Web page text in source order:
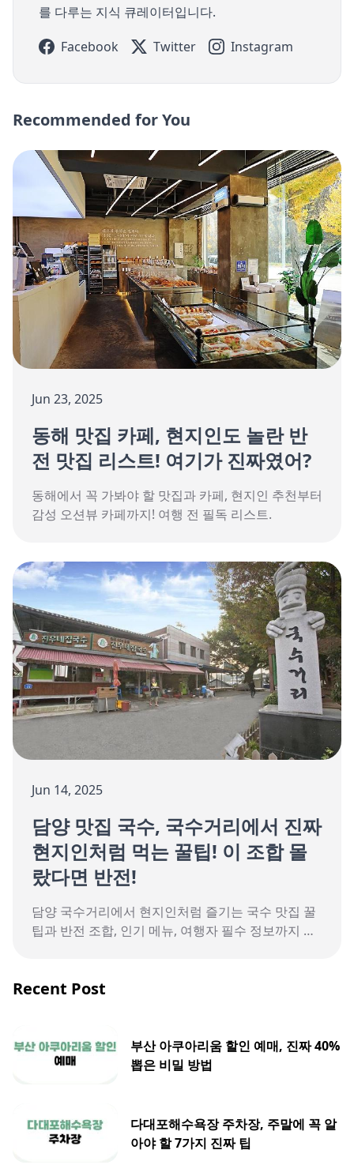
를 다루는 지식 큐레이터입니다.
Facebook
Twitter Instagram
Recommended for You
Jun 23, 2025
동해 맛집 카페, 현지인도 놀란 반
전 맛집 리스트! 여기가 진짜였어?
동해에서 꼭 가봐야 할 맛집과 카페, 현지인 추천부터
감성 오션뷰 카페까지! 여행 전 필독 리스트.
Jun 14, 2025
담양 맛집 국수, 국수거리에서 진짜
현지인처럼 먹는 꿀팁! 이 조합 몰
랐다면 반전!
담양 국수거리에서 현지인처럼 즐기는 국수 맛집 꿀
팁과 반전 조합, 인기 메뉴, 여행자 필수 정보까지 모
Recent Post
부산 아쿠아리움 할인 예매, 진짜 40%
뽑은 비밀 방법
다대포해수욕장 주차장, 주말에 꼭 알
아야 할 7가지 진짜 팁